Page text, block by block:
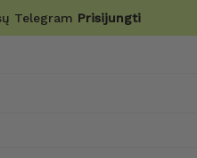
Telegram Prisijungti